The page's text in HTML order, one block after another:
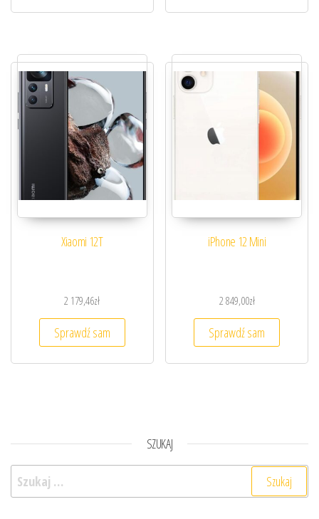
Xiaomi 12T
2 179,46zł
Sprawdź sam
iPhone 12 Mini
2 849,00zł
Sprawdź sam
SZUKAJ
Szukaj: